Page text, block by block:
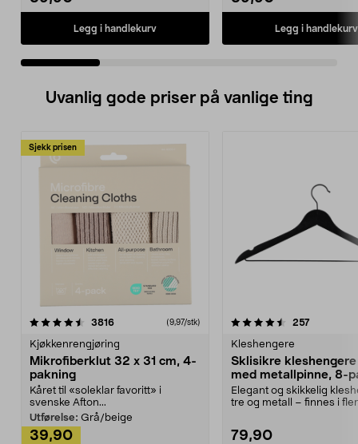
Legg i handlekurv Legg i handlekurv
Uvanlig gode priser på vanlige ting
Sjekk prisen
3816anmeldelser(9,97/stk)
Kjøkkenrengjøring
Mikrofiberklut 32 x 31 cm, 4-
pakning
Kåret til «soleklar favoritt» i
svenske Afton...
Utførelse: Grå/beige
39,90
4.5av 5 stjerner 257
Kleshengere
Sklisikre
med metallpinne, 8-
Elegant og skikkelig
tre og metall – finnes i
79,90
4.5av 5 stjerner